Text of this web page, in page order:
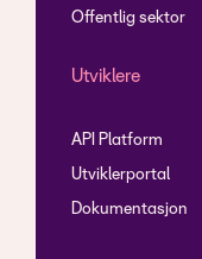
Offentlig sektor
Utviklere
API Platform
Utviklerportal
Dokumentasjon